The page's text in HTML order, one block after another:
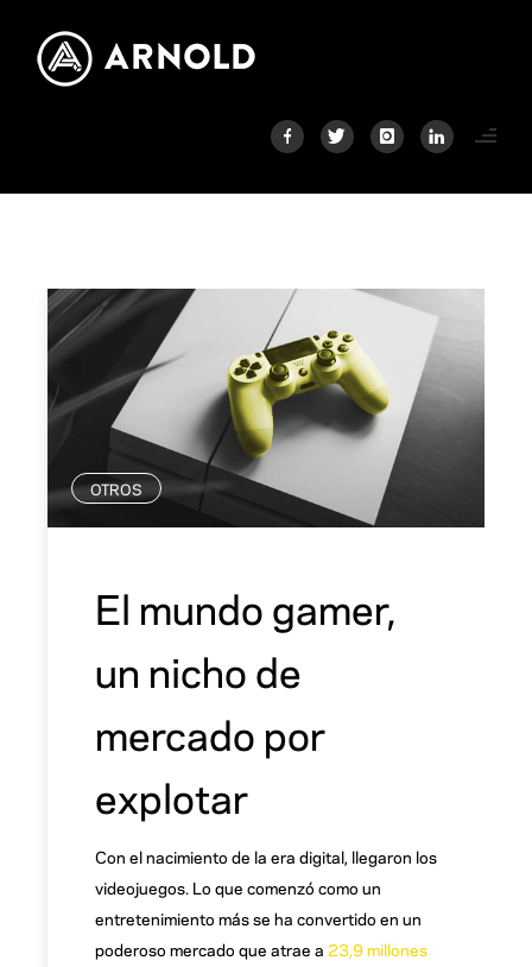
OTROS
El mundo gamer,
un nicho de
mercado por
explotar
Con el nacimiento de la era digital, llegaron los
videojuegos. Lo que comenzó como un
entretenimiento más se ha convertido en un
poderoso mercado que atrae a 23,9 millones